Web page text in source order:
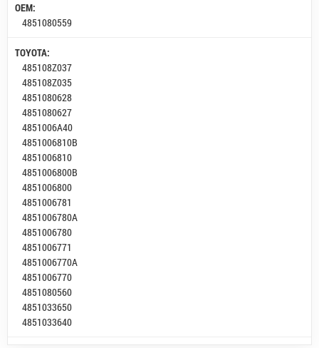
OEM:
4851080559
TOYOTA:
485108Z037
485108Z035
4851080628
4851080627
4851006A40
4851006810B
4851006810
4851006800B
4851006800
4851006781
4851006780A
4851006780
4851006771
4851006770A
4851006770
4851080560
4851033650
4851033640